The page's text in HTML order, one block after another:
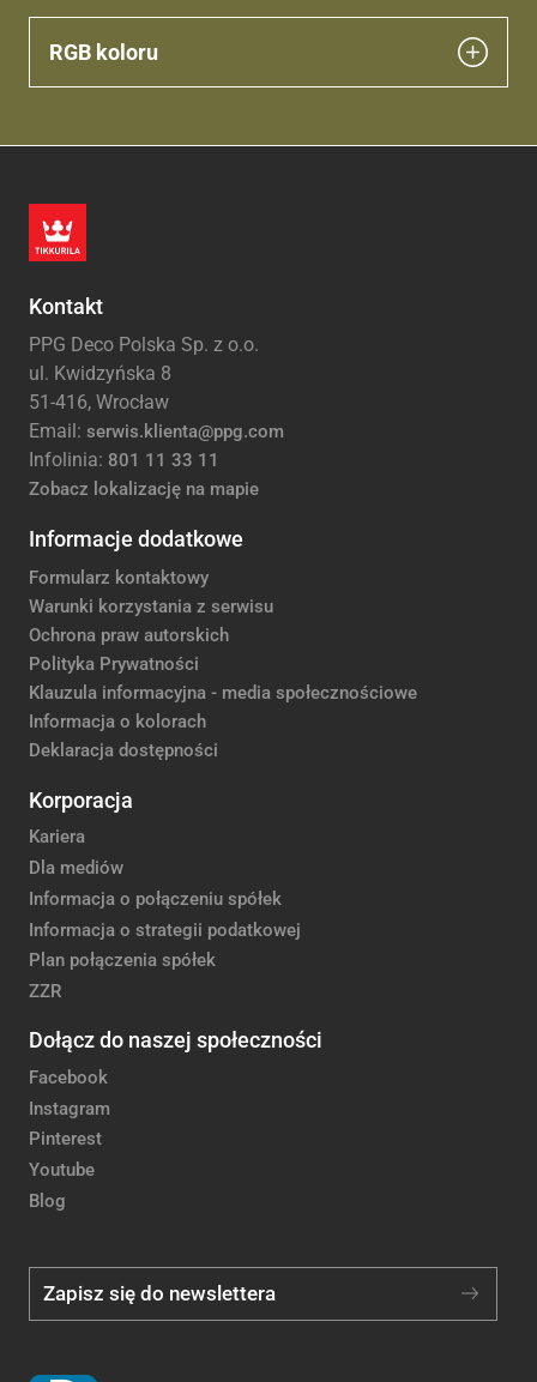
RGB koloru
Kontakt
PPG Deco Polska Sp. z o.o.
ul. Kwidzyńska 8
51-416, Wrocław
Email: serwis.klienta@ppg.com
Infolinia: 801 11 33 11
Zobacz lokalizację na mapie
Informacje dodatkowe
Formularz kontaktowy
Warunki korzystania z serwisu
Ochrona praw autorskich
Polityka Prywatności
Klauzula informacyjna - media społecznościowe
Informacja o kolorach
Deklaracja dostępności
Korporacja
Kariera
Dla mediów
Informacja o połączeniu spółek
Informacja o strategii podatkowej
Plan połączenia spółek
ZZR
Dołącz do naszej społeczności
Facebook
Instagram
Pinterest
Youtube
Blog
Zapisz się do newslettera